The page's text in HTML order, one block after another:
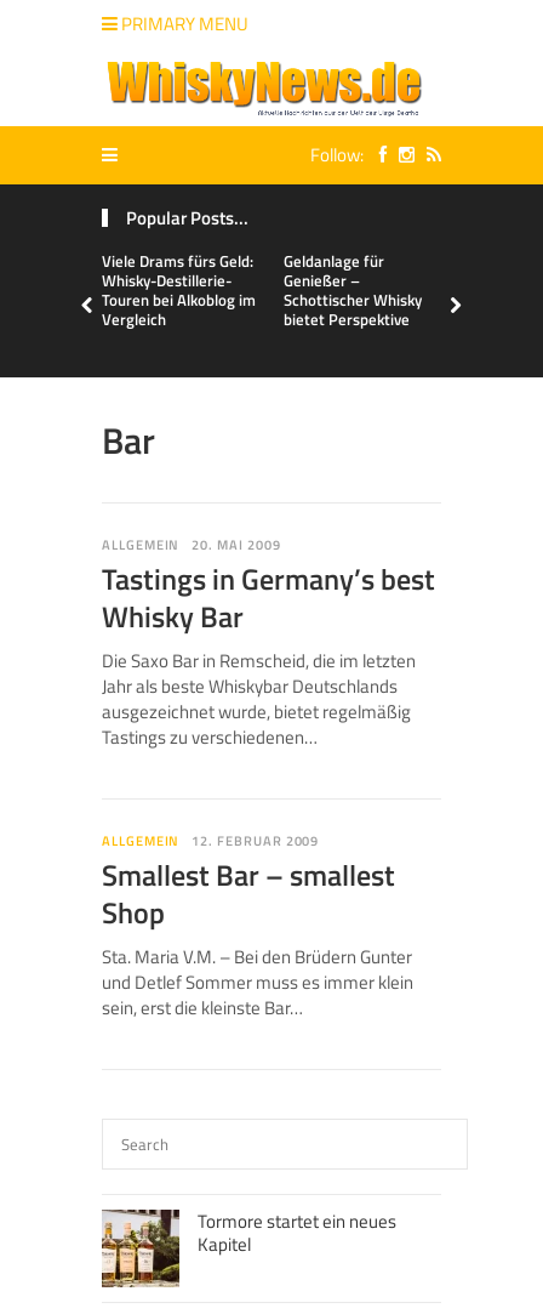
PRIMARY MENU
Follow:
Popular Posts...
Viele Drams fürs Geld:
Whisky-Destillerie-
Touren bei Alkoblog im
Vergleich
Geldanlage für
Genießer –
Schottischer Whisky
bietet Perspektive
Bar
ALLGEMEIN 20. MAI 2009
Tastings in Germany’s best
Whisky Bar
Die Saxo Bar in Remscheid, die im letzten
Jahr als beste Whiskybar Deutschlands
ausgezeichnet wurde, bietet regelmäßig
Tastings zu verschiedenen…
ALLGEMEIN 12. FEBRUAR 2009
Smallest Bar – smallest
Shop
Sta. Maria V.M. – Bei den Brüdern Gunter
und Detlef Sommer muss es immer klein
sein, erst die kleinste Bar…
Tormore startet ein neues
Kapitel